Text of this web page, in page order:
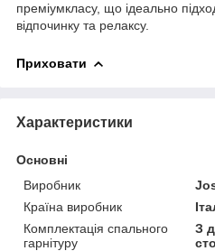
преміумкласу, що ідеально
відпочинку та релаксу.
Приховати
Характеристики
Основні
Виробник
Країна виробник
Комплектація спального
гарнітуру
З